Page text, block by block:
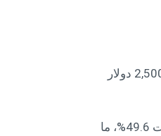
عززت سامسونج ريادتها في سوق التلفزيونات الفاخرة، لا سيما في الفئات المتميزة (بقيمة 2,500 دولار
تلفزيونات الفئة المتميزة (2,500 دولار فأكثر): استحوذت سامسونج على حصة سوقية بلغت 49.6%، ما